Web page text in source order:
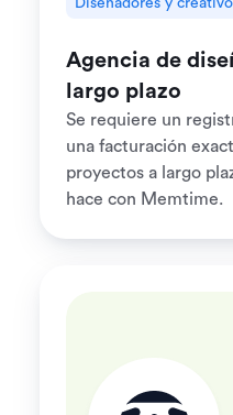
Diseñadores y
Agencia de
largo plazo
Se requiere un
una facturación
proyectos a largo
hace con Memtime.